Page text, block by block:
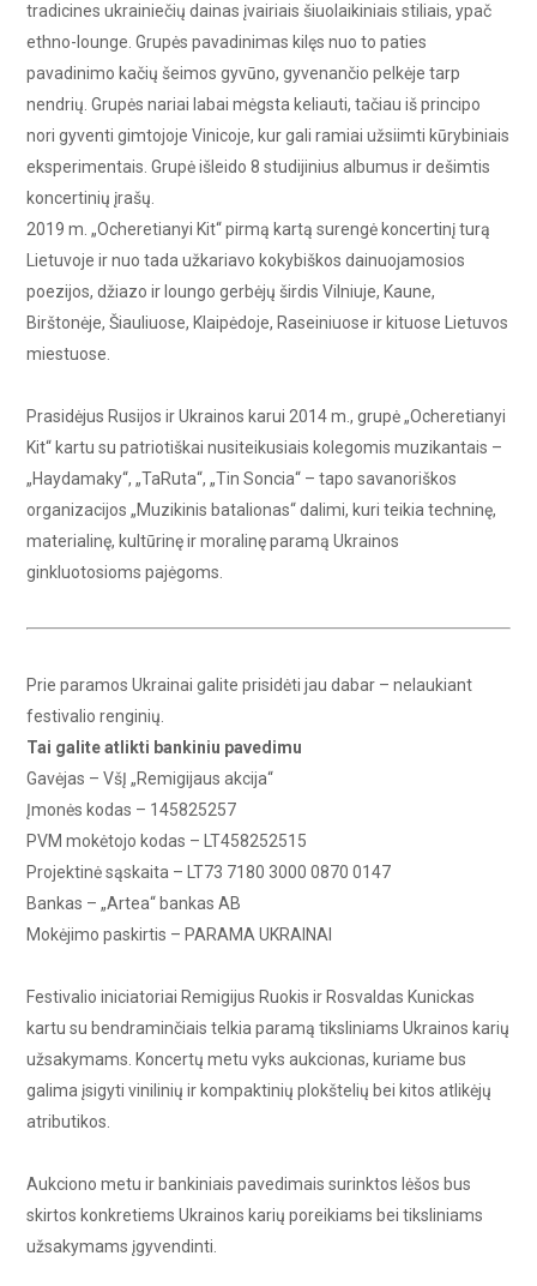
tradicines ukrainiečių dainas įvairiais šiuolaikiniais stiliais, ypač
ethno-lounge. Grupės pavadinimas kilęs nuo to paties
pavadinimo kačių šeimos gyvūno, gyvenančio pelkėje tarp
nendrių. Grupės nariai labai mėgsta keliauti, tačiau iš principo
nori gyventi gimtojoje Vinicoje, kur gali ramiai užsiimti kūrybiniais
eksperimentais. Grupė išleido 8 studijinius albumus ir dešimtis
koncertinių įrašų.
2019 m. „Ocheretianyi Kit“ pirmą kartą surengė koncertinį turą
Lietuvoje ir nuo tada užkariavo kokybiškos dainuojamosios
poezijos, džiazo ir loungo gerbėjų širdis Vilniuje, Kaune,
Birštonėje, Šiauliuose, Klaipėdoje, Raseiniuose ir kituose Lietuvos
miestuose.
Prasidėjus Rusijos ir Ukrainos karui 2014 m., grupė „Ocheretianyi
Kit“ kartu su patriotiškai nusiteikusiais kolegomis muzikantais –
„Haydamaky“, „TaRuta“, „Tin Soncia“ – tapo savanoriškos
organizacijos „Muzikinis batalionas“ dalimi, kuri teikia techninę,
materialinę, kultūrinę ir moralinę paramą Ukrainos
ginkluotosioms pajėgoms.
Prie paramos Ukrainai galite prisidėti jau dabar – nelaukiant
festivalio renginių.
Tai galite atlikti bankiniu pavedimu
Gavėjas – VšĮ „Remigijaus akcija“
Įmonės kodas – 145825257
PVM mokėtojo kodas – LT458252515
Projektinė sąskaita – LT73 7180 3000 0870 0147
Bankas – „Artea“ bankas AB
Mokėjimo paskirtis – PARAMA UKRAINAI
Festivalio iniciatoriai Remigijus Ruokis ir Rosvaldas Kunickas
kartu su bendraminčiais telkia paramą tiksliniams Ukrainos karių
užsakymams. Koncertų metu vyks aukcionas, kuriame bus
galima įsigyti vinilinių ir kompaktinių plokštelių bei kitos atlikėjų
atributikos.
Aukciono metu ir bankiniais pavedimais surinktos lėšos bus
skirtos konkretiems Ukrainos karių poreikiams bei tiksliniams
užsakymams įgyvendinti.